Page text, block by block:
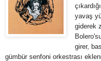
yavaş
giderek
girer,
gümbür senfoni orkestrası